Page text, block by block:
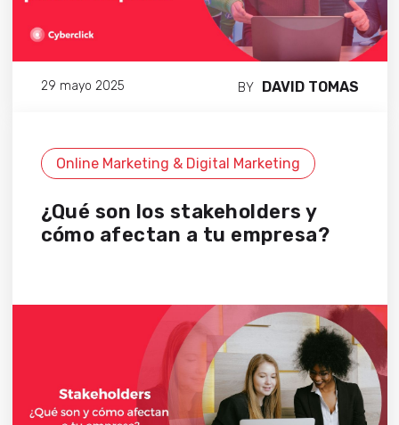
29 mayo 2025 BY DAVID TOMAS
Online Marketing & Digital Marketing
¿Qué son los stakeholders y
cómo afectan a tu empresa?